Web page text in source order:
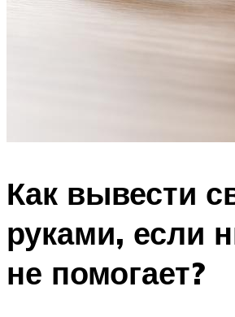
Как вывести
руками, если
не помогает?